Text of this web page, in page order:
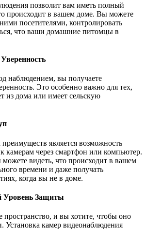
позволит вам иметь полный
происходит в вашем доме. Вы можете
посетителями, контролировать
что ваши домашние питомцы в
наблюдением, вы получаете
Это особенно важно для тех,
из дома или имеет сельскую
является возможность
камерам через смартфон или компьютер.
можете видеть, что происходит в вашем
времени и даже получать
когда вы не в доме.
Уровень Защиты
и вы хотите, чтобы оно
Установка камер видеонаблюдения